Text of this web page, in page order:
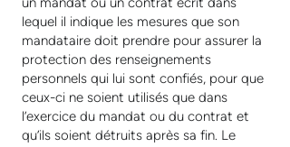
lequel il indique les mesures que son
mandataire doit prendre pour assurer la
protection des renseignements
personnels qui lui sont confiés, pour que
ceux-ci ne soient utilisés que dans
l’exercice du mandat ou du contrat et
qu’ils soient détruits après sa fin. Le